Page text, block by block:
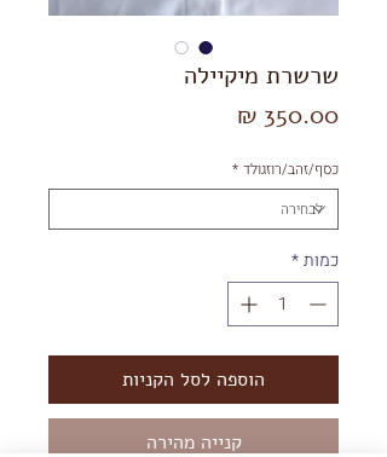
שרשרת מיקיילה
כסף/זהב/רוזגולד *
כמות*
הוספה לסל הקניות
קנייה מהירה